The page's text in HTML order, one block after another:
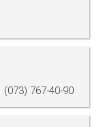
(073) 767-40-90